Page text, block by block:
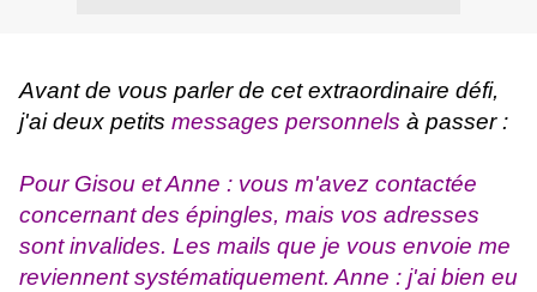
Avant de vous parler de cet extraordinaire défi,
j'ai deux petits messages personnels à passer :
Pour Gisou et Anne : vous m'avez contactée
concernant des épingles, mais vos adresses
sont invalides. Les mails que je vous envoie me
reviennent systématiquement. Anne : j'ai bien eu